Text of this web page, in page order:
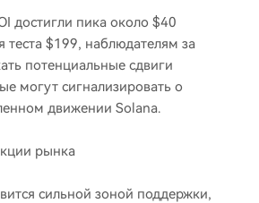
достигли пика около $40
$199, наблюдателям за
потенциальные сдвиги
могут сигнализировать о
движении Solana.
рынка
сильной зоной поддержки,